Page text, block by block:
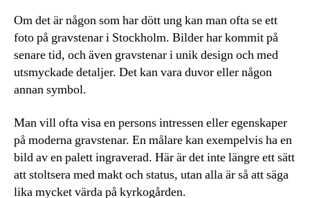
Om det är någon som har dött ung kan man ofta se ett
foto på gravstenar i Stockholm. Bilder har kommit på
senare tid, och även gravstenar i unik design och med
utsmyckade detaljer. Det kan vara duvor eller någon
annan symbol.
Man vill ofta visa en persons intressen eller egenskaper
på moderna gravstenar. En målare kan exempelvis ha en
bild av en palett ingraverad. Här är det inte längre ett sätt
att stoltsera med makt och status, utan alla är så att säga
lika mycket värda på kyrkogården.